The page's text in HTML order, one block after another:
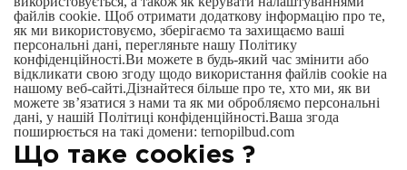
файлів cookie. Щоб отримати додаткову інформацію про те,
як ми використовуємо, зберігаємо та захищаємо ваші
персональні дані, перегляньте нашу Політику
конфіденційності.Ви можете в будь-який час змінити або
відкликати свою згоду щодо використання файлів cookie на
нашому веб-сайті.Дізнайтеся більше про те, хто ми, як ви
можете зв’язатися з нами та як ми обробляємо персональні
дані, у нашій Політиці конфіденційності.Ваша згода
поширюється на такі домени: ternopilbud.com
Що таке cookies ?